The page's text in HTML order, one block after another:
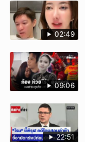
02:49
09:06
22:51